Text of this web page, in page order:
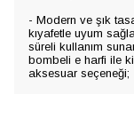
- Modern ve şık
kıyafetle uyum
süreli kullanım
bombeli e harfi ile
aksesuar seçeneği;